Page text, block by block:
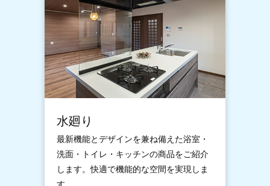
水廻り
最新機能とデザインを兼ね備えた浴室・
洗面・トイレ・キッチンの商品をご紹介
します。快適で機能的な空間を実現しま